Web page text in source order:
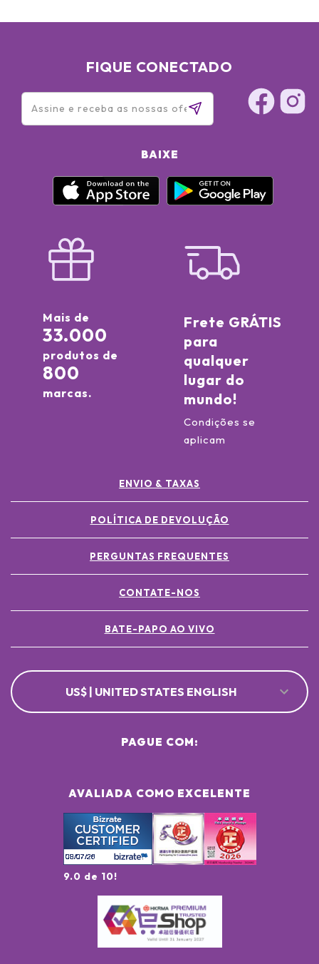
FIQUE CONECTADO
BAIXE
Mais de
33.000
produtos de
800
marcas.
Frete GRÁTIS
para
qualquer
lugar do
mundo!
Condições se
aplicam
ENVIO & TAXAS
POLÍTICA DE DEVOLUÇÃO
PERGUNTAS FREQUENTES
CONTATE-NOS
BATE-PAPO AO VIVO
US$ | UNITED STATES ENGLISH
AVALIADA COMO EXCELENTE
9.0 de 10!
PAGUE COM: